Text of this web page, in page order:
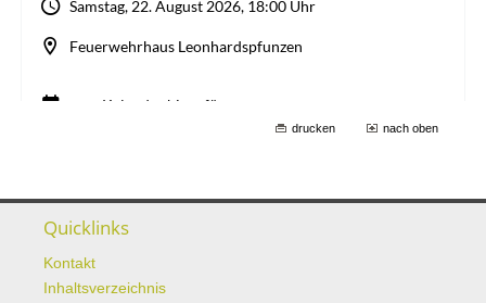
drucken nach oben
Quicklinks
Kontakt
Inhaltsverzeichnis